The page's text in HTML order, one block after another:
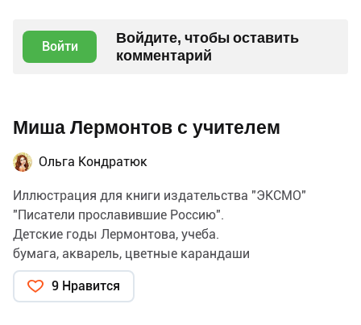
Войти
Войдите, чтобы оставить
комментарий
Миша Лермонтов с учителем
Ольга Кондратюк
Иллюстрация для книги издательства "ЭКСМО"
"Писатели прославившие Россию".
Детские годы Лермонтова, учеба.
бумага, акварель, цветные карандаши
9 Нравится